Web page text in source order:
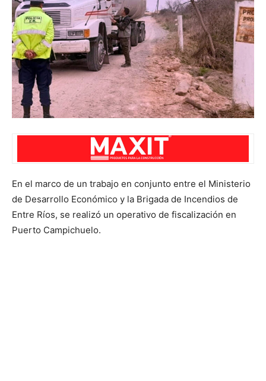
En el marco de un trabajo en conjunto entre el Ministerio
de Desarrollo Económico y la Brigada de Incendios de
Entre Ríos, se realizó un operativo de fiscalización en
Puerto Campichuelo.